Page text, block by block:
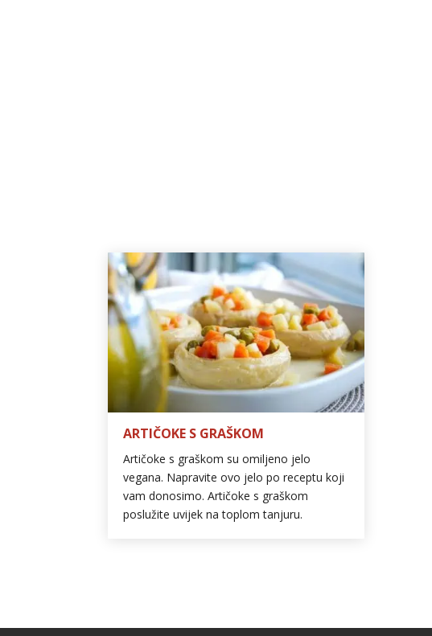
ARTIČOKE S GRAŠKOM
Artičoke s graškom su omiljeno jelo
vegana. Napravite ovo jelo po receptu koji
vam donosimo. Artičoke s graškom
poslužite uvijek na toplom tanjuru.